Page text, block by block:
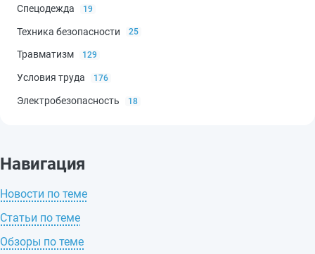
Спецодежда 19
Техника безопасности 25
Травматизм 129
Условия труда 176
Электробезопасность 18
Навигация
Новости по теме
Статьи по теме
Обзоры по теме